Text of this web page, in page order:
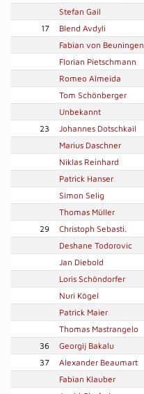
Stefan Gail
17
Blend Avdyli
Fabian von Beuningen
Florian Pietschmann
Romeo Almeida
Tom Schönberger
Unbekannt
23
Johannes Dotschkail
Marius Daschner
Niklas Reinhard
Patrick Hanser
Simon Selig
Thomas Müller
29
Christoph Sebasti.
Deshane Todorovic
Jan Diebold
Loris Schöndorfer
Nuri Kögel
Patrick Maier
Thomas Mastrangelo
36
Georgij Bakalu
37
Alexander Beaumart
Fabian Klauber